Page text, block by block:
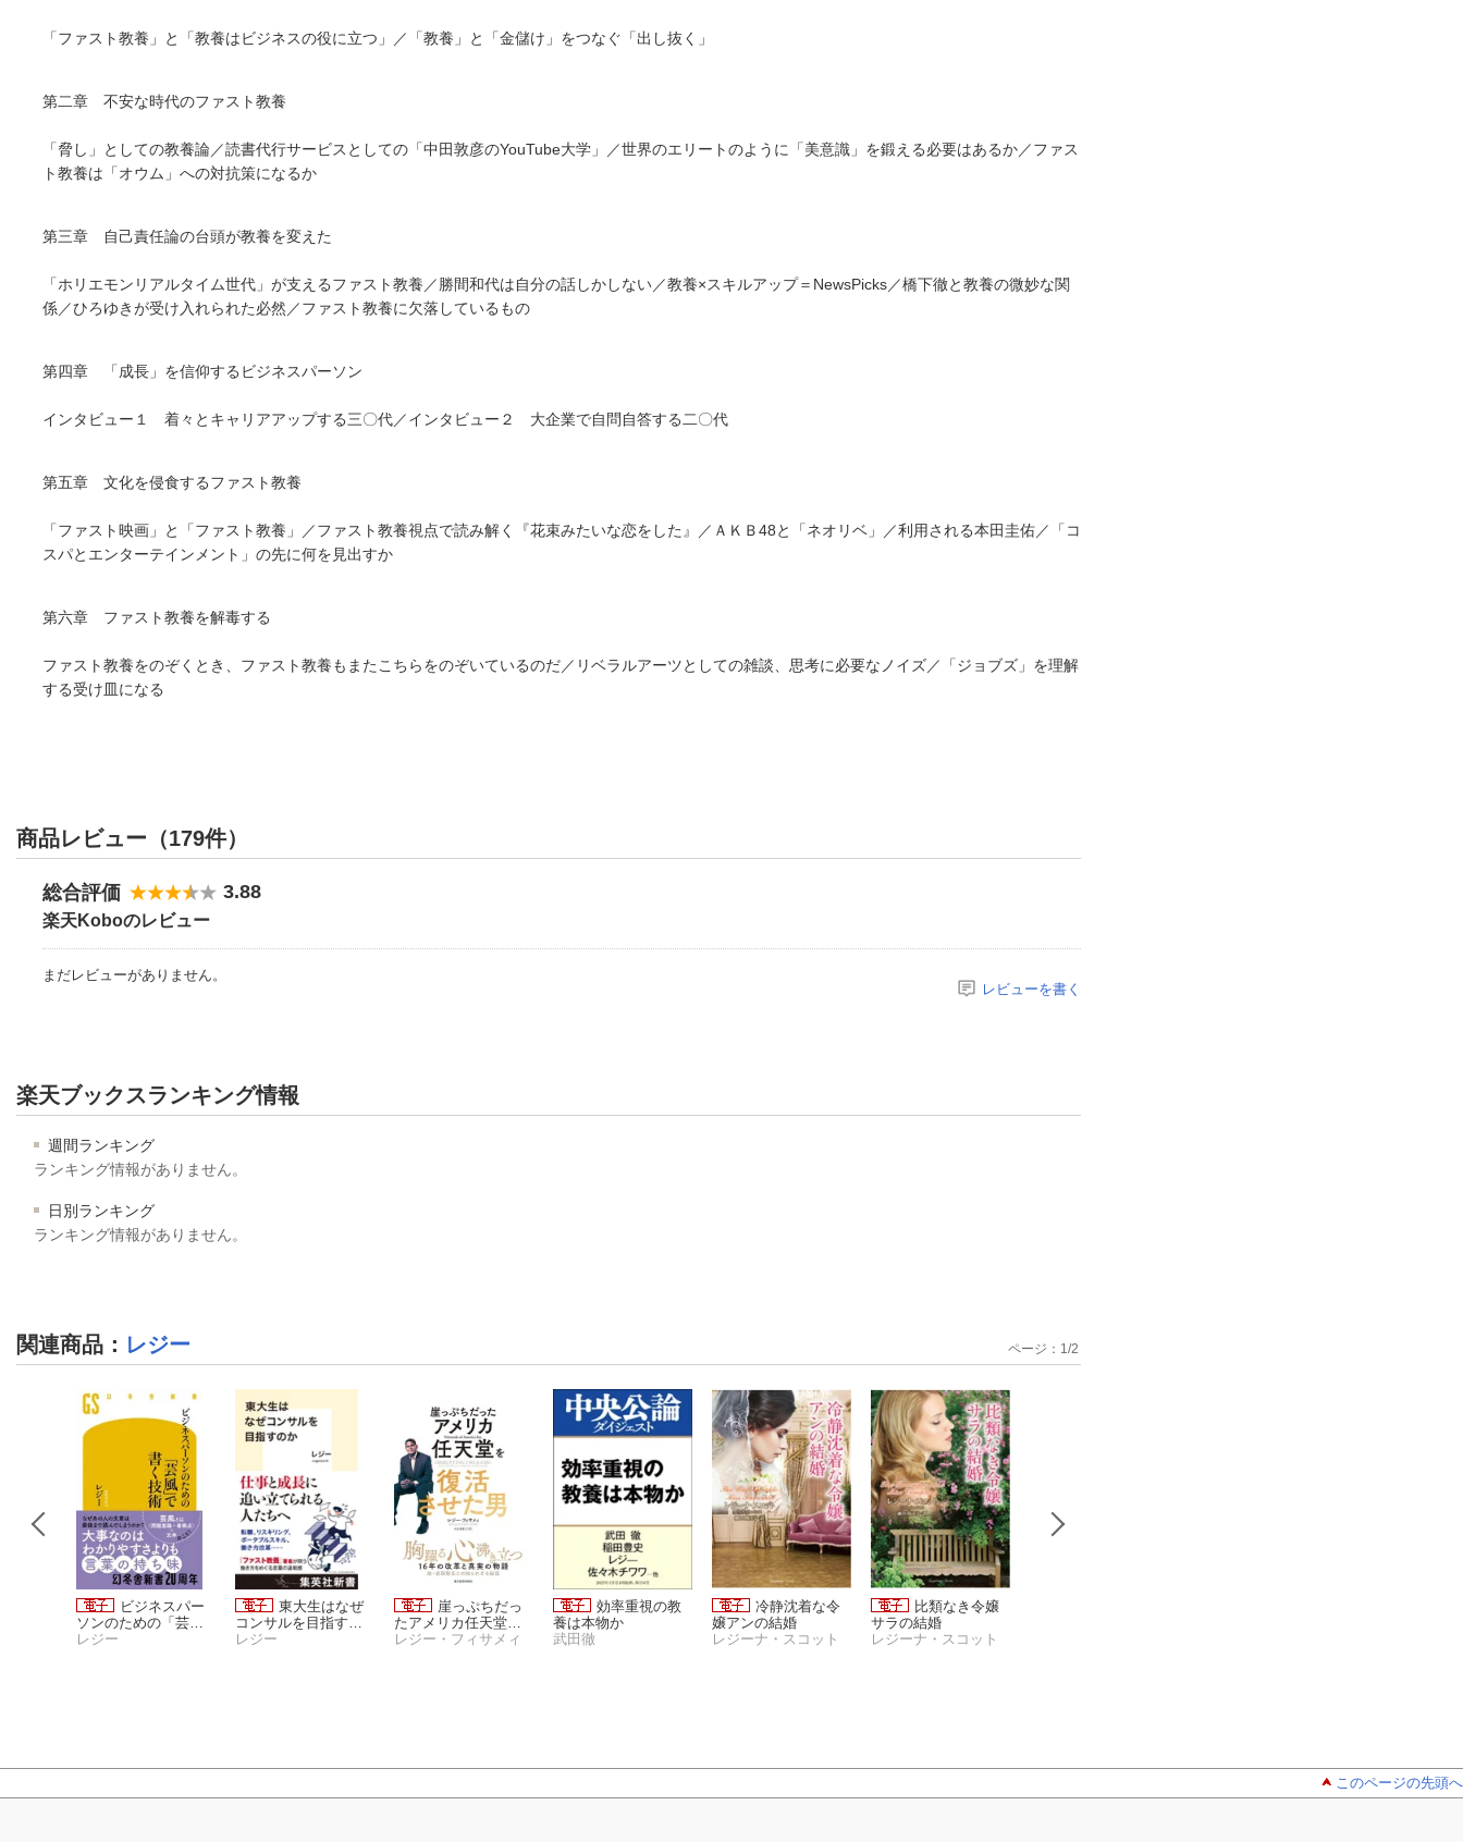
「ファスト教養」と「教養はビジネスの役に立つ」／「教養」と「金儲け」をつなぐ「出し抜く」
第二章 不安な時代のファスト教養
「脅し」としての教養論／読書代行サービスとしての「中田敦彦のYouTube大学」／世界のエリートのように「美意識」を鍛える必要はあるか／ファス
ト教養は「オウム」への対抗策になるか
第三章 自己責任論の台頭が教養を変えた
「ホリエモンリアルタイム世代」が支えるファスト教養／勝間和代は自分の話しかしない／教養×スキルアップ＝NewsPicks／橋下徹と教養の微妙な関
係／ひろゆきが受け入れられた必然／ファスト教養に欠落しているもの
第四章 「成長」を信仰するビジネスパーソン
インタビュー１ 着々とキャリアアップする三〇代／インタビュー２ 大企業で自問自答する二〇代
第五章 文化を侵食するファスト教養
「ファスト映画」と「ファスト教養」／ファスト教養視点で読み解く『花束みたいな恋をした』／ＡＫＢ48と「ネオリベ」／利用される本田圭佑／「コ
スパとエンターテインメント」の先に何を見出すか
第六章 ファスト教養を解毒する
ファスト教養をのぞくとき、ファスト教養もまたこちらをのぞいているのだ／リベラルアーツとしての雑談、思考に必要なノイズ／「ジョブズ」を理解
する受け皿になる
商品レビュー（179件）
総合評価 3.88
楽天Koboのレビュー
まだレビューがありません。
レビューを書く
楽天ブックスランキング情報
週間ランキング
ランキング情報がありません。
日別ランキング
ランキング情報がありません。
関連商品 ： レジー
ビジネスパー
ソンのための「芸
風」で書く技術
レジー
東大生はなぜ
コンサルを目指すの
か
レジー
崖っぷちだっ
たアメリカ任天堂を
復活させた男
レジー・フィサメィ
効率重視の教
養は本物か
武田徹
冷静沈着な令
嬢アンの結婚
レジーナ・スコット
比類なき令嬢
サラの結婚
レジーナ・スコット
ページ： 1 /2
このページの先頭へ